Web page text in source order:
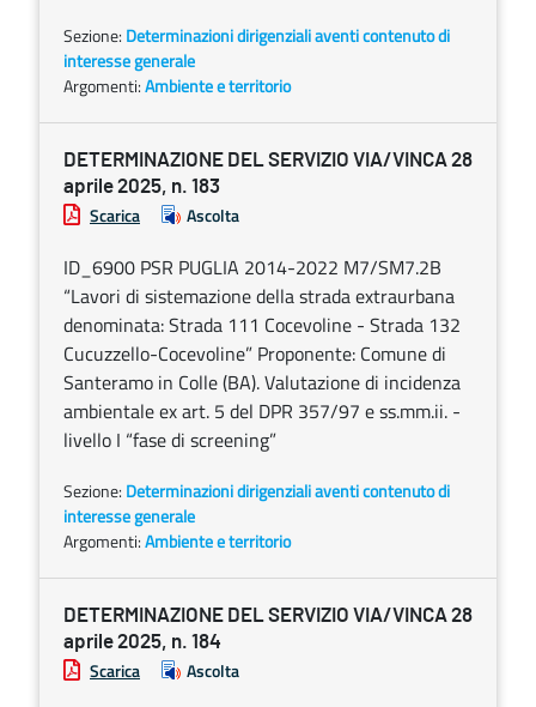
Sezione: Determinazioni dirigenziali aventi contenuto di
interesse generale
Argomenti:Ambiente e territorio
DETERMINAZIONE DEL SERVIZIO VIA/VINCA 28
aprile 2025, n. 183
Scarica Ascolta
ID_6900 PSR PUGLIA 2014-2022 M7/SM7.2B
“Lavori di sistemazione della strada extraurbana
denominata: Strada 111 Cocevoline - Strada 132
Cucuzzello-Cocevoline” Proponente: Comune di
Santeramo in Colle (BA). Valutazione di incidenza
ambientale ex art. 5 del DPR 357/97 e ss.mm.ii. -
livello I “fase di screening”
Sezione: Determinazioni dirigenziali aventi contenuto di
interesse generale
Argomenti:Ambiente e territorio
DETERMINAZIONE DEL SERVIZIO VIA/VINCA 28
aprile 2025, n. 184
Scarica Ascolta